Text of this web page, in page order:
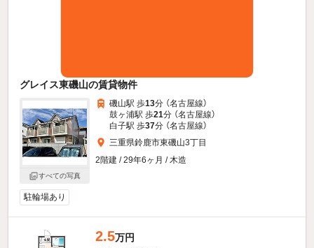
グレイス東磯山の賃貸物件
すべての写真
磯山駅 歩13分 （名古屋線）
鼓ヶ浦駅 歩21分 （名古屋線）
白子駅 歩37分 （名古屋線）
三重県鈴鹿市東磯山3丁目
2階建 / 29年6ヶ月 / 木造
駐輪場あり
2.5万円